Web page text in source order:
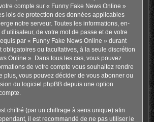
compte sur « Funny Fake News Online »
lois de protection des données applicables
notre serveur. Toutes les informations, en-
de votre mot de passe et de votre
par « Funny Fake News Online » durant
obligatoires ou facultatives, à la seule discrétion
Online ». Dans tous les cas, vous pouvez
de votre compte vous souhaitez rendre
plus, vous pouvez décider de vous abonner ou
du logiciel phpBB depuis une option
chiffré (par un chiffrage à sens unique) afin
il est recommandé de ne pas utiliser le